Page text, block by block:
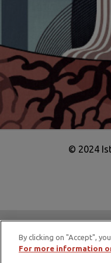
© 2024
By clicking on "Accept",
For more information